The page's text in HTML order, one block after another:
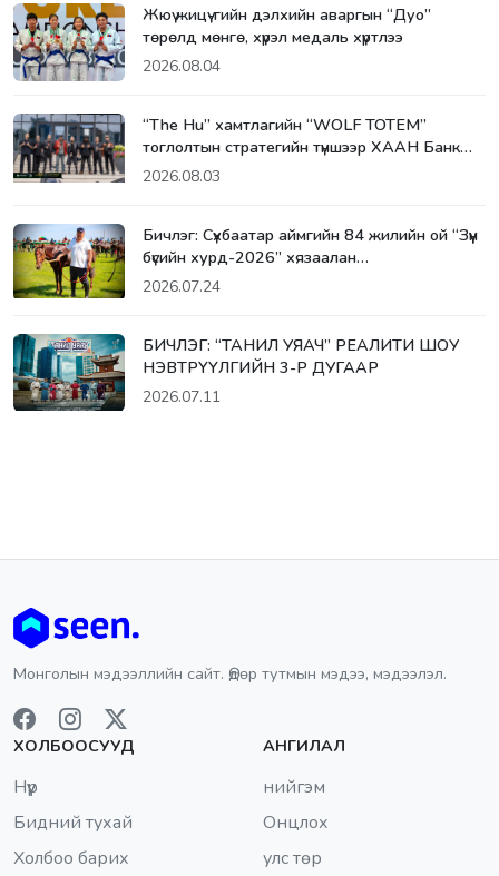
Жюү жицү-гийн дэлхийн аваргын “Дуо”
төрөлд мөнгө, хүрэл медаль хүртлээ
2026.08.04
“The Hu” хамтлагийн “WOLF TOTEM”
тоглолтын стратегийн түншээр ХААН Банк…
2026.08.03
Бичлэг: Сүхбаатар аймгийн 84 жилийн ой “Зүүн
бүсийн хурд-2026” хязаалан…
2026.07.24
БИЧЛЭГ: “ТАНИЛ УЯАЧ” РЕАЛИТИ ШОУ
НЭВТРҮҮЛГИЙН 3-Р ДУГААР
2026.07.11
Монголын мэдээллийн сайт. Өдөр тутмын мэдээ, мэдээлэл.
ХОЛБООСУУД
Нүүр
Бидний тухай
Холбоо барих
АНГИЛАЛ
нийгэм
Онцлох
улс төр